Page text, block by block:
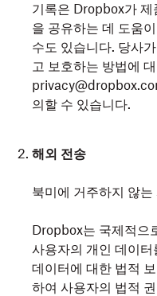
기록은 Dropbox가 제
을 공유하는 데 도움
수도 있습니다. 당사
고 보호하는 방법에
의할 수 있습니다.
해외 전송
북미에 거주하지 않
Dropbox는 국제적으
사용자의 개인 데이
데이터에 대한 법적
하여 사용자의 법적